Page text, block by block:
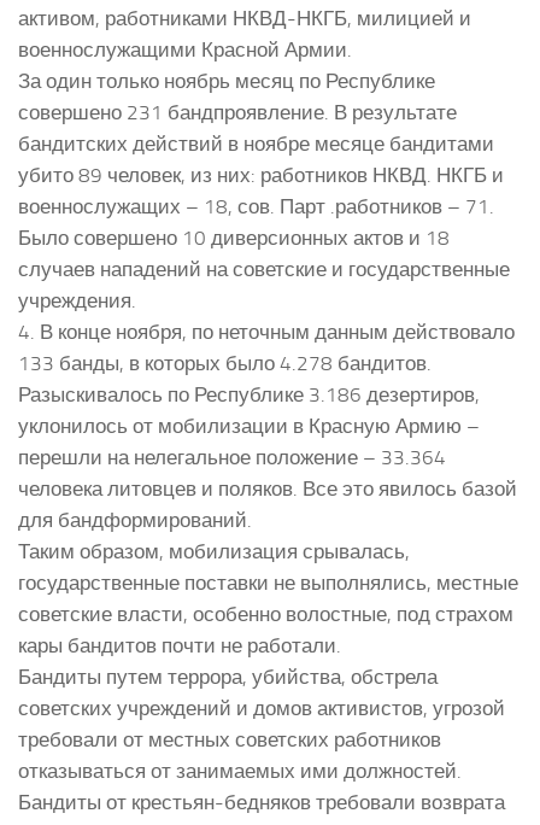
активом, работниками НКВД-НКГБ, милицией и
военнослужащими Красной Армии.
За один только ноябрь месяц по Республике
совершено 231 бандпроявление. В результате
бандитских действий в ноябре месяце бандитами
убито 89 человек, из них: работников НКВД. НКГБ и
военнослужащих – 18, сов. Парт .работников – 71.
Было совершено 10 диверсионных актов и 18
случаев нападений на советские и государственные
учреждения.
4. В конце ноября, по неточным данным действовало
133 банды, в которых было 4.278 бандитов.
Разыскивалось по Республике 3.186 дезертиров,
уклонилось от мобилизации в Красную Армию –
перешли на нелегальное положение – 33.364
человека литовцев и поляков. Все это явилось базой
для бандформирований.
Таким образом, мобилизация срывалась,
государственные поставки не выполнялись, местные
советские власти, особенно волостные, под страхом
кары бандитов почти не работали.
Бандиты путем террора, убийства, обстрела
советских учреждений и домов активистов, угрозой
требовали от местных советских работников
отказываться от занимаемых ими должностей.
Бандиты от крестьян-бедняков требовали возврата